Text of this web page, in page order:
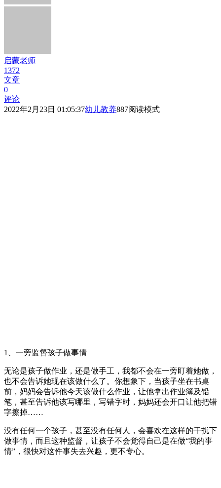
启蒙老师
1372
文章
0
评论
2022年2月23日 01:05:37幼儿教养887阅读模式
1、一旁监督孩子做事情
无论是孩子做作业，还是做手工，我都不会在一旁盯着她做，
也不会告诉她现在该做什么了。你想象下，当孩子坐在书桌
前，妈妈会告诉他今天该做什么作业，让他拿出作业簿及铅
笔，甚至告诉他该写哪里，写错字时，妈妈还会开口让他把错
字擦掉……
没有任何一个孩子，甚至没有任何人，会喜欢在这样的干扰下
做事情，而且这种监督，让孩子不会觉得自己是在做“我的事
情”，很快对这件事失去兴趣，更不专心。